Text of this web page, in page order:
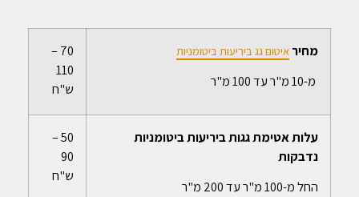
מחיר איטום גג ביריעות ביטומניות
מ-10 מ"ר עד 100 מ"ר
70 –
110
ש"ח
עלות אטימת גגות ביריעות ביטומניות
נדבקות
החל מ-100 מ"ר עד 200 מ"ר
50 –
90
ש"ח